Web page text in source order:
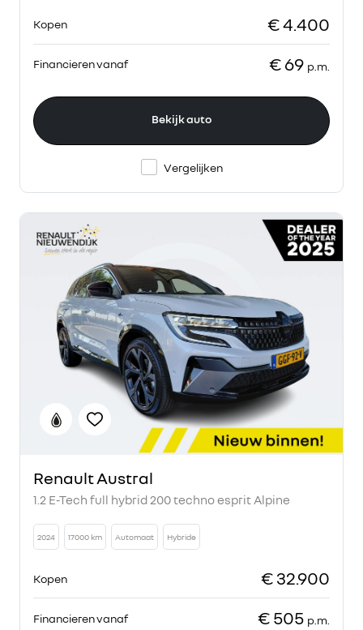
Kopen € 4.400
Financieren vanaf € 69 p.m.
Bekijk auto
Vergelijken
Renault Austral
1.2 E-Tech full hybrid 200 techno esprit Alpine
2024 17000 km Automaat Hybride
Kopen € 32.900
Financieren vanaf € 505 p.m.